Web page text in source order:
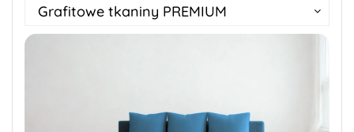
Grafitowe tkaniny PREMIUM